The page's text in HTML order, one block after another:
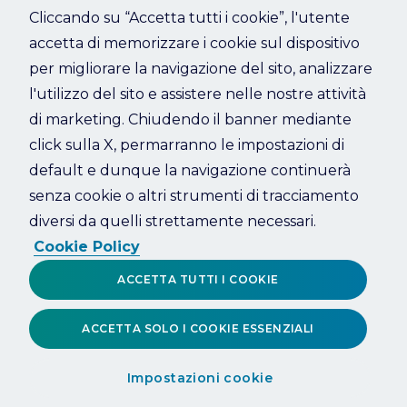
Refresh
Cliccando su “Accetta tutti i cookie”, l'utente
accetta di memorizzare i cookie sul dispositivo
per migliorare la navigazione del sito, analizzare
l'utilizzo del sito e assistere nelle nostre attività
di marketing. Chiudendo il banner mediante
click sulla X, permarranno le impostazioni di
default e dunque la navigazione continuerà
senza cookie o altri strumenti di tracciamento
diversi da quelli strettamente necessari.
Cookie Policy
Impostazioni cookie
ACCETTA SOLO I COOKIE ESSENZIALI
ACCETTA TUTTI I COOKIE